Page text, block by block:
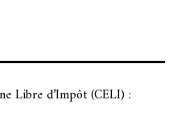
Libre d’Impôt (CELI) :